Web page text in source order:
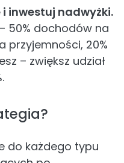
inwestuj nadwyżki.
– 50% dochodów na
przyjemności, 20%
– zwiększ udział
.
do każdego typu